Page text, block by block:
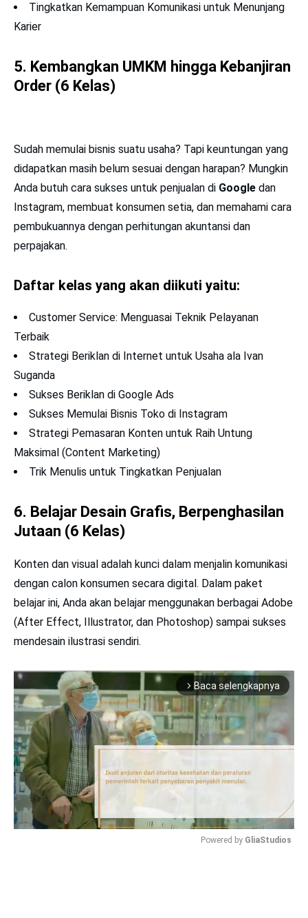
Tingkatkan Kemampuan Komunikasi untuk Menunjang
Karier
5. Kembangkan UMKM hingga Kebanjiran
Order (6 Kelas)
Sudah memulai bisnis suatu usaha? Tapi keuntungan yang
didapatkan masih belum sesuai dengan harapan? Mungkin
Anda butuh cara sukses untuk penjualan di Google dan
Instagram, membuat konsumen setia, dan memahami cara
pembukuannya dengan perhitungan akuntansi dan
perpajakan.
Daftar kelas yang akan diikuti yaitu:
Customer Service: Menguasai Teknik Pelayanan
Terbaik
Strategi Beriklan di Internet untuk Usaha ala Ivan
Suganda
Sukses Beriklan di Google Ads
Sukses Memulai Bisnis Toko di Instagram
Strategi Pemasaran Konten untuk Raih Untung
Maksimal (Content Marketing)
Trik Menulis untuk Tingkatkan Penjualan
6. Belajar Desain Grafis, Berpenghasilan
Jutaan (6 Kelas)
Konten dan visual adalah kunci dalam menjalin komunikasi
dengan calon konsumen secara digital. Dalam paket
belajar ini, Anda akan belajar menggunakan berbagai Adobe
(After Effect, Illustrator, dan Photoshop) sampai sukses
mendesain ilustrasi sendiri.
arrow_forward_ios Baca selengkapnya
Powered by GliaStudios